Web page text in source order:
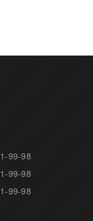
99-98
99-98
99-98